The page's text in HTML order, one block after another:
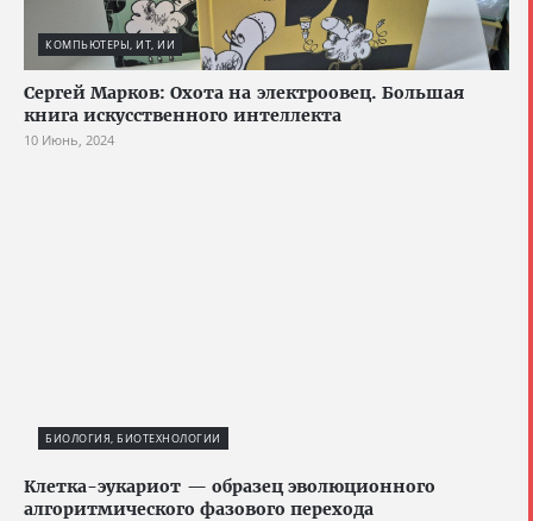
КОМПЬЮТЕРЫ, ИТ, ИИ
Сергей Марков: Охота на электроовец. Большая
книга искусственного интеллекта
10 Июнь, 2024
БИОЛОГИЯ, БИОТЕХНОЛОГИИ
Клетка-эукариот — образец эволюционного
алгоритмического фазового перехода